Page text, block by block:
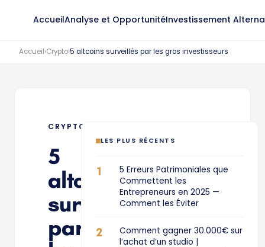
AccueilAnalyse et OpportunitéInvestissement
Accueil›Crypto›5 altcoins surveillés par les gros investisseurs
CRYPTO
5
altcoins
surveillés
par
LES PLUS RÉCENTS
1
5 Erreurs Patrimoniales que
Commettent les
Entrepreneurs en 2025 —
Comment les Éviter
2
Comment gagner 30.000€ sur
l’achat d’un studio |